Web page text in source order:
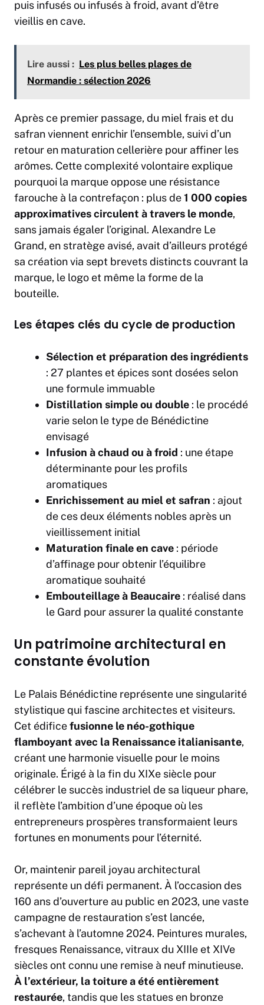
puis infusés ou infusés à froid, avant d’être
vieillis en cave.
Lire aussi : Les plus belles plages de
Normandie : sélection 2026
Après ce premier passage, du miel frais et du
safran viennent enrichir l’ensemble, suivi d’un
retour en maturation cellerière pour affiner les
arômes. Cette complexité volontaire explique
pourquoi la marque oppose une résistance
farouche à la contrefaçon : plus de1 000 copies
approximatives circulent à travers le monde,
sans jamais égaler l’original. Alexandre Le
Grand, en stratège avisé, avait d’ailleurs protégé
sa création via sept brevets distincts couvrant la
marque, le logo et même la forme de la
bouteille.
Les étapes clés du cycle de production
Sélection et préparation des ingrédients
: 27 plantes et épices sont dosées selon
une formule immuable
Distillation simple ou double : le procédé
varie selon le type de Bénédictine
envisagé
Infusion à chaud ou à froid : une étape
déterminante pour les profils
aromatiques
Enrichissement au miel et safran : ajout
de ces deux éléments nobles après un
vieillissement initial
Maturation finale en cave : période
d’affinage pour obtenir l’équilibre
aromatique souhaité
Embouteillage à Beaucaire : réalisé dans
le Gard pour assurer la qualité constante
Un patrimoine architectural en
constante évolution
Le Palais Bénédictine représente une singularité
stylistique qui fascine architectes et visiteurs.
Cet édificefusionne le néo-gothique
flamboyant avec la Renaissance italianisante,
créant une harmonie visuelle pour le moins
originale. Érigé à la fin du XIXe siècle pour
célébrer le succès industriel de sa liqueur phare,
il reflète l’ambition d’une époque où les
entrepreneurs prospères transformaient leurs
fortunes en monuments pour l’éternité.
Or, maintenir pareil joyau architectural
représente un défi permanent. À l’occasion des
160 ans d’ouverture au public en 2023, une vaste
campagne de restauration s’est lancée,
s’achevant à l’automne 2024. Peintures murales,
fresques Renaissance, vitraux du XIIIe et XIVe
siècles ont connu une remise à neuf minutieuse.
À l’extérieur, la toiture a été entièrement
restaurée, tandis que les statues en bronze